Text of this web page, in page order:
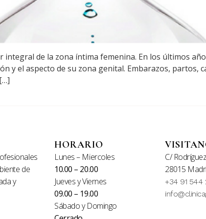
de la zona íntima femenina. En los últimos
y el aspecto de su zona genital. Embarazos, partos,
de
y
HORARIO
Lunes – Miercoles
10.00 – 20.00
Jueves y Viernes
09.00 – 19.00
Sábado y Domingo
C/
28015
+34 91 544